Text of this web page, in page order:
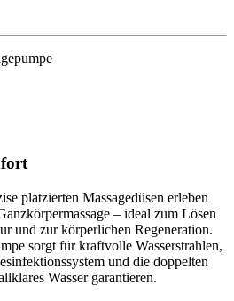
platzierten Massagedüsen erleben
– ideal zum Lösen
und zur körperlichen Regeneration.
sorgt für kraftvolle Wasserstrahlen,
und die doppelten
Wasser garantieren.